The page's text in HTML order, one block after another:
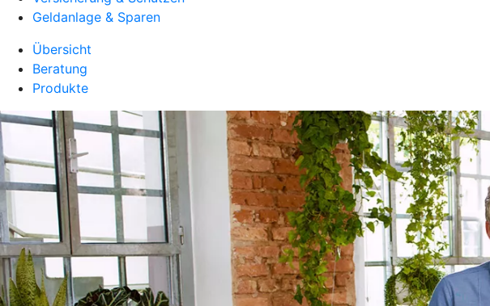
Geldanlage & Sparen
Übersicht
Beratung
Produkte